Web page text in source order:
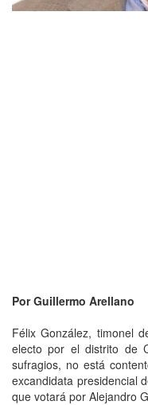
Por Guillermo Arellano
Félix González, timonel
electo por el distrito de
sufragios, no está
excandidata presidencial
que votará por Alejandro